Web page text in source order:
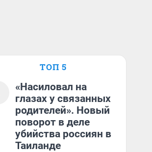
ТОП 5
«Насиловал на
глазах у связанных
родителей». Новый
поворот в деле
убийства россиян в
Таиланде